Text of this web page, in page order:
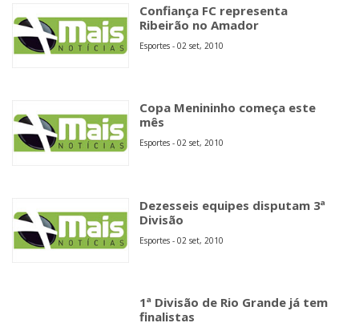
Confiança FC representa
Ribeirão no Amador
Esportes - 02 set, 2010
Copa Menininho começa este
mês
Esportes - 02 set, 2010
Dezesseis equipes disputam 3ª
Divisão
Esportes - 02 set, 2010
1ª Divisão de Rio Grande já tem
finalistas